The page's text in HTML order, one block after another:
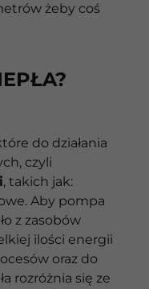
żeby coś
do działania
czyli
, takich jak:
Aby pompa
z zasobów
ilości energii
oraz do
rozróżnia się ze